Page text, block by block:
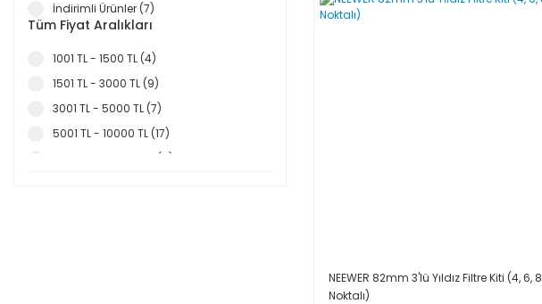
58mm (1)
62mm (2)
67mm (2)
72mm (1)
77mm (1)
82mm (1)
İndirimli Ürünler (7)
Tüm Fiyat Aralıkları
1001 TL - 1500 TL (4)
1501 TL - 3000 TL (9)
3001 TL - 5000 TL (7)
5001 TL - 10000 TL (17)
10001 TL - 20000 TL (4)
NEEWER 82mm 3'lü Yıldız Filtre Kiti (4, 6, 8
Noktalı)